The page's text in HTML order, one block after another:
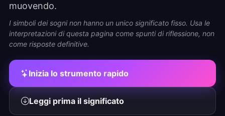
muovendo.
I simboli dei sogni non hanno un unico significato fisso. Usa le
interpretazioni di questa pagina come spunti di riflessione, non
come risposte definitive.
Inizia lo strumento rapido
Leggi prima il significato